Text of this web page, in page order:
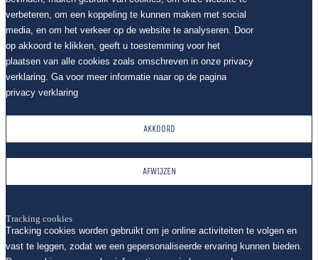
verbeteren, om een koppeling te kunnen maken met social
media, en om het verkeer op de website te analyseren. Door
op akkoord te klikken, geeft u toestemming voor het
plaatsen van alle cookies zoals omschreven in onze privacy
verklaring. Ga voor meer informatie naar op de pagina
privacy verklaring
AKKOORD
AFWIJZEN
Tracking cookies
Tracking cookies worden gebruikt om je online activiteiten te volgen en
vast te leggen, zodat we een gepersonaliseerde ervaring kunnen bieden.